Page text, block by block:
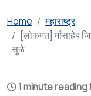
Home
महाराष्ट्र
[लोकमत] माँसाहेब
सुळे
1 minute reading